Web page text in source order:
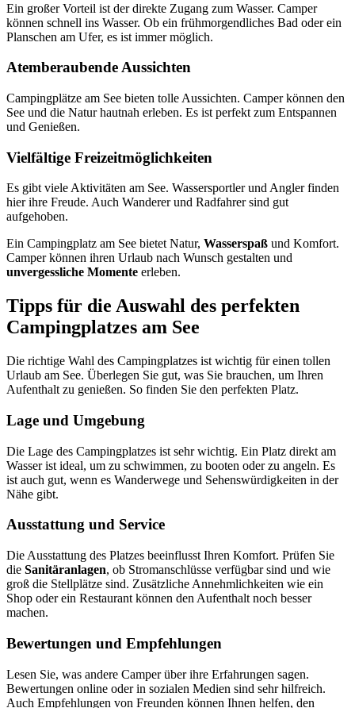
Ein großer Vorteil ist der direkte Zugang zum Wasser. Camper
können schnell ins Wasser. Ob ein frühmorgendliches Bad oder ein
Planschen am Ufer, es ist immer möglich.
Atemberaubende Aussichten
Campingplätze am See bieten tolle Aussichten. Camper können den
See und die Natur hautnah erleben. Es ist perfekt zum Entspannen
und Genießen.
Vielfältige Freizeitmöglichkeiten
Es gibt viele Aktivitäten am See. Wassersportler und Angler finden
hier ihre Freude. Auch Wanderer und Radfahrer sind gut
aufgehoben.
Ein Campingplatz am See bietet Natur, Wasserspaß und Komfort.
Camper können ihren Urlaub nach Wunsch gestalten und
unvergessliche Momente erleben.
Tipps für die Auswahl des perfekten
Campingplatzes am See
Die richtige Wahl des Campingplatzes ist wichtig für einen tollen
Urlaub am See. Überlegen Sie gut, was Sie brauchen, um Ihren
Aufenthalt zu genießen. So finden Sie den perfekten Platz.
Lage und Umgebung
Die Lage des Campingplatzes ist sehr wichtig. Ein Platz direkt am
Wasser ist ideal, um zu schwimmen, zu booten oder zu angeln. Es
ist auch gut, wenn es Wanderwege und Sehenswürdigkeiten in der
Nähe gibt.
Ausstattung und Service
Die Ausstattung des Platzes beeinflusst Ihren Komfort. Prüfen Sie
die Sanitäranlagen, ob Stromanschlüsse verfügbar sind und wie
groß die Stellplätze sind. Zusätzliche Annehmlichkeiten wie ein
Shop oder ein Restaurant können den Aufenthalt noch besser
machen.
Bewertungen und Empfehlungen
Lesen Sie, was andere Camper über ihre Erfahrungen sagen.
Bewertungen online oder in sozialen Medien sind sehr hilfreich.
Auch Empfehlungen von Freunden können Ihnen helfen, den